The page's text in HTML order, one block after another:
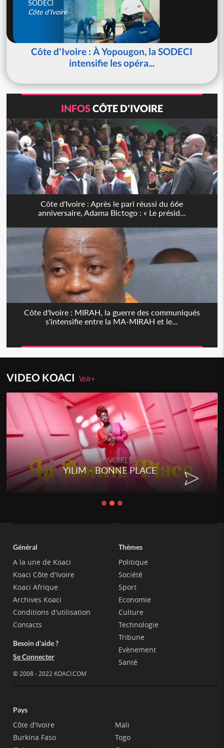
SODECI
Côte d'Ivoire
Côte d'Ivoire : À Yopougon, la SODECI
intensifie les opéra...
INFOSCÔTE D'IVOIRE
Côte d'Ivoire : Après le pari réussi du 66e
anniversaire, Adama Bictogo : « Le présid...
Côte d'Ivoire : MIRAH, la guerre des communiqués
s'intensifie entre la MA-MIRAH et le...
VIDEO KOACIVoir+
RAP IVOIRE
YILIM - BONNE PLACE
Général
A la une de Koaci
Koaci Côte d'Ivoire
Koaci Afrique
Archives Koaci
Conditions d'utilisation
Contacts
Besoin d'aide ?
Se Connecter
© 2008 - 2022 KOACI.COM
Thèmes
Politique
Société
Sport
Economie
Culture
Technologie
Tribune
Evènement
Santé
Pays
Côte d'Ivoire
Burkina Faso
Mali
Togo